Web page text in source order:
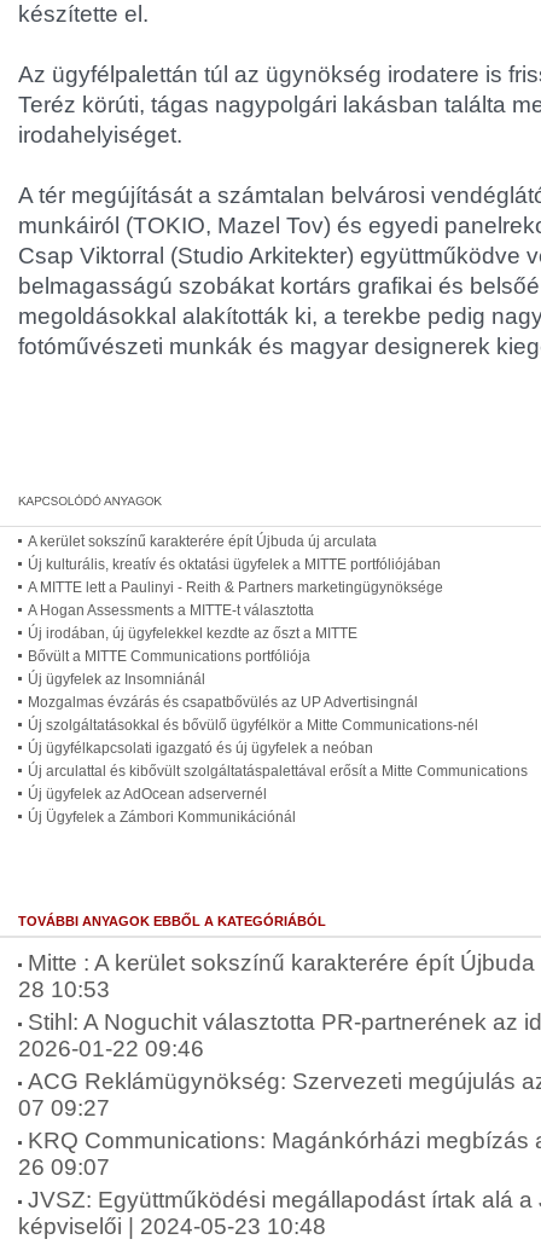
készítette el.
Az ügyfélpalettán túl az ügynökség irodatere is
Teréz körúti, tágas nagypolgári lakásban találta
irodahelyiséget.
A tér megújítását a számtalan belvárosi
munkáiról (TOKIO, Mazel Tov) és egyedi
Csap Viktorral (Studio Arkitekter) együttműködve
belmagasságú szobákat kortárs grafikai és
megoldásokkal alakították ki, a terekbe pedig
fotóművészeti munkák és magyar designerek
A kerület sokszínű karakterére épít Újbuda új arculata
Új kulturális, kreatív és oktatási ügyfelek a MITTE portfóliójában
A MITTE lett a Paulinyi - Reith & Partners marketingügynöksége
A Hogan Assessments a MITTE-t választotta
Új irodában, új ügyfelekkel kezdte az őszt a MITTE
Bővült a MITTE Communications portfóliója
Új ügyfelek az Insomniánál
Mozgalmas évzárás és csapatbővülés az UP Advertisingnál
Új szolgáltatásokkal és bővülő ügyfélkör a Mitte Communications-nél
Új ügyfélkapcsolati igazgató és új ügyfelek a neóban
Új arculattal és kibővült szolgáltatáspalettával erősít a Mitte Communications
Új ügyfelek az AdOcean adservernél
Új Ügyfelek a Zámbori Kommunikációnál
TOVÁBBI ANYAGOK EBBŐL A KATEGÓRIÁBÓL
Mitte : A kerület sokszínű karakterére épít
28 10:53
Stihl: A Noguchit választotta PR-partnerének az
2026-01-22 09:46
ACG Reklámügynökség: Szervezeti megújulás
07 09:27
KRQ Communications: Magánkórházi megbízás
26 09:07
JVSZ: Együttműködési megállapodást írtak alá
képviselői | 2024-05-23 10:48